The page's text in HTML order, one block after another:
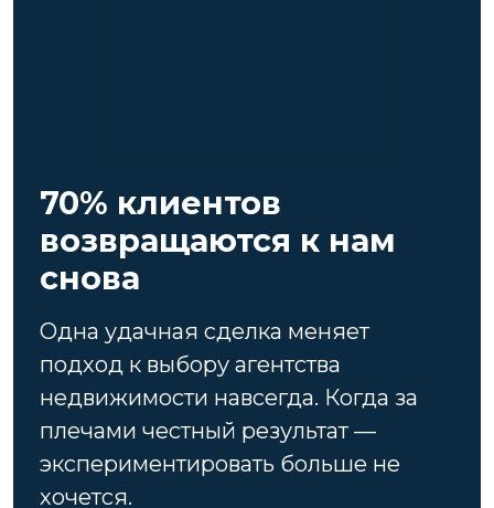
70% клиентов
возвращаются к нам
снова
Одна удачная сделка меняет
подход к выбору агентства
недвижимости навсегда. Когда за
плечами честный результат —
экспериментировать больше не
хочется.